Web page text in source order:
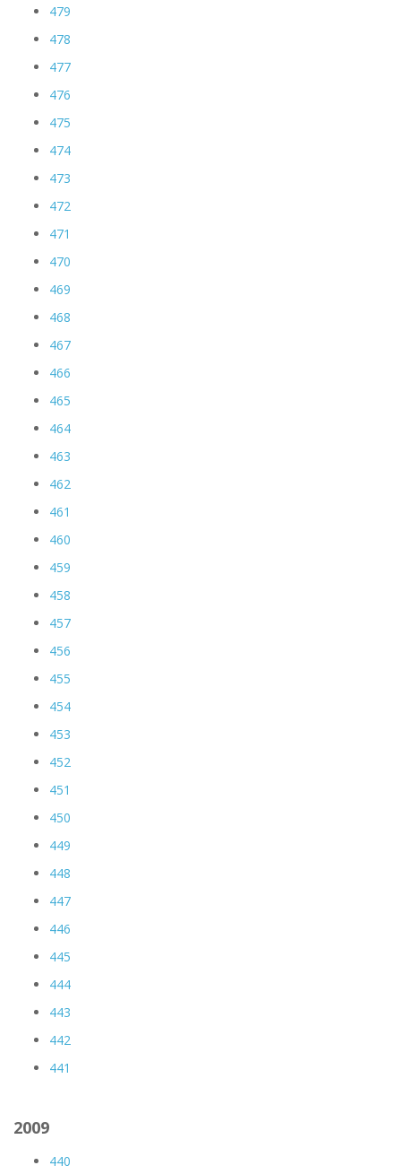
479
478
477
476
475
474
473
472
471
470
469
468
467
466
465
464
463
462
461
460
459
458
457
456
455
454
453
452
451
450
449
448
447
446
445
444
443
442
441
2009
440